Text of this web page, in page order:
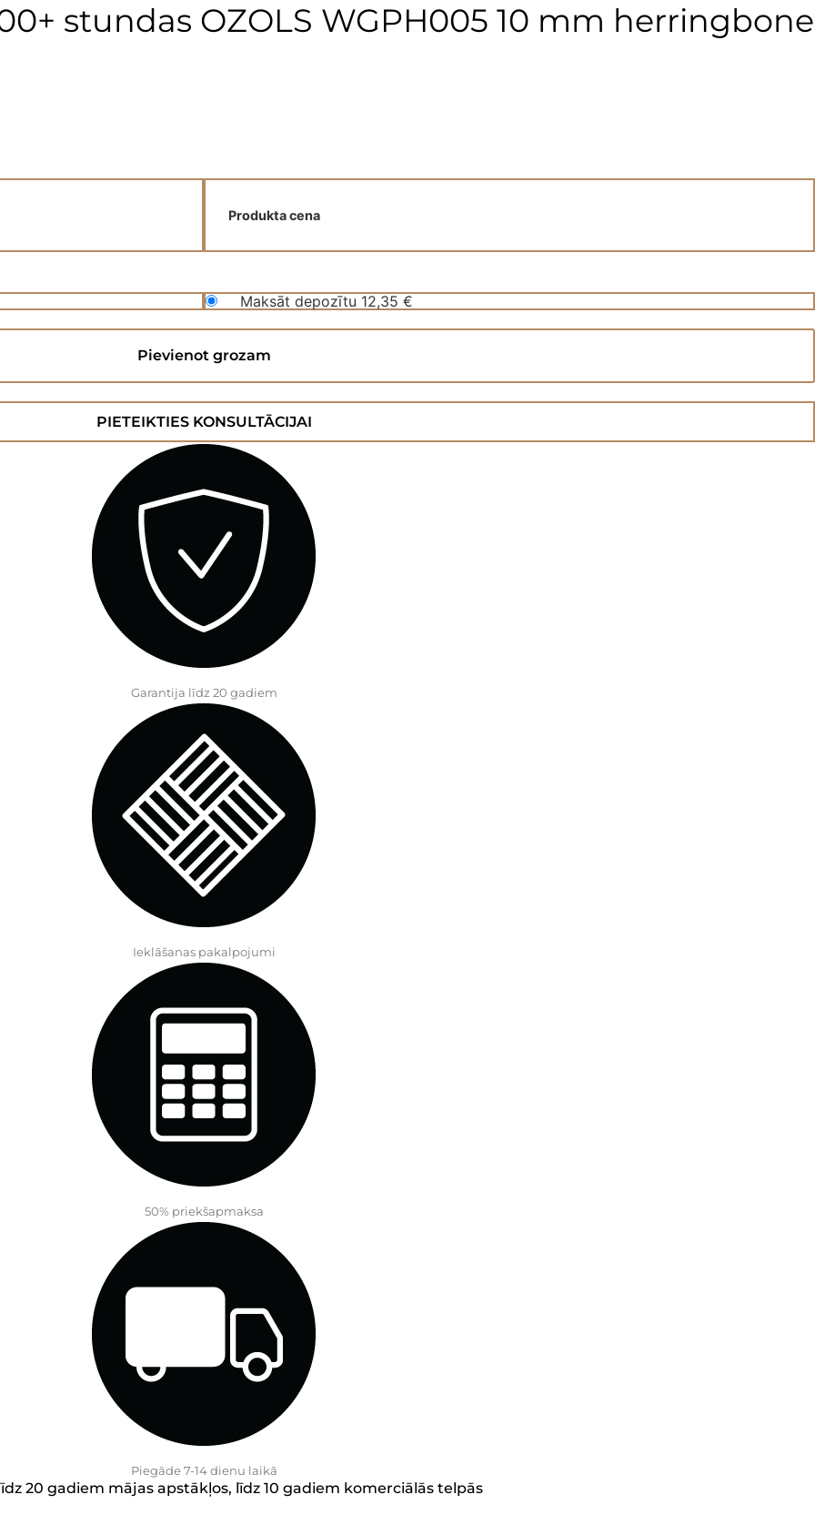
stundas OZOLS WGPH005 10 mm herringbone
Produkta cena
Maksāt depozītu 12,35 €
Pievienot grozam
PIETEIKTIES KONSULTĀCIJAI
Garantija līdz 20 gadiem
Ieklāšanas pakalpojumi
50% priekšapmaksa
Piegāde 7-14 dienu laikā
20 gadiem mājas apstākļos, līdz 10 gadiem komerciālās telpās